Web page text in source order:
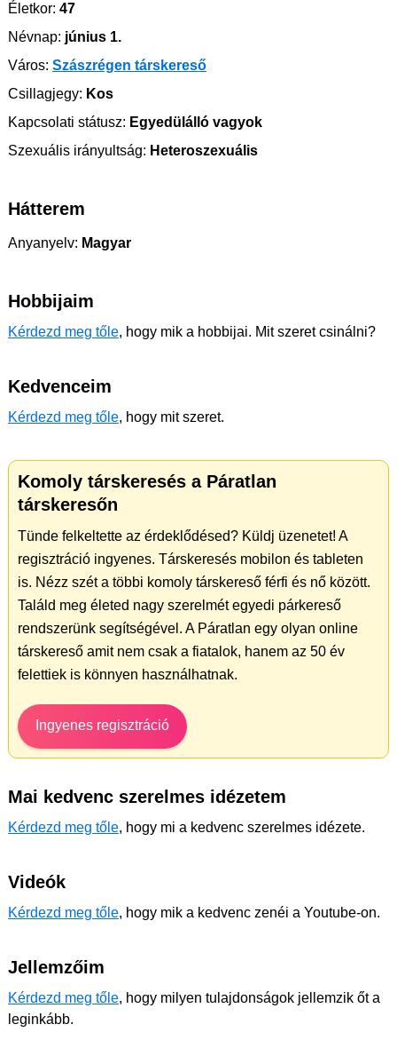
Életkor: 47
Névnap: június 1.
Város: Szászrégen társkereső
Csillagjegy: Kos
Kapcsolati státusz: Egyedülálló vagyok
Szexuális irányultság: Heteroszexuális
Hátterem
Anyanyelv: Magyar
Hobbijaim
Kérdezd meg tőle, hogy mik a hobbijai. Mit szeret csinálni?
Kedvenceim
Kérdezd meg tőle, hogy mit szeret.
Komoly társkeresés a Páratlan
társkeresőn
Tünde felkeltette az érdeklődésed? Küldj üzenetet! A
regisztráció ingyenes. Társkeresés mobilon és tableten
is. Nézz szét a többi komoly társkereső férfi és nő között.
Találd meg életed nagy szerelmét egyedi párkereső
rendszerünk segítségével. A Páratlan egy olyan online
társkereső amit nem csak a fiatalok, hanem az 50 év
felettiek is könnyen használhatnak.
Ingyenes regisztráció
Mai kedvenc szerelmes idézetem
Kérdezd meg tőle, hogy mi a kedvenc szerelmes idézete.
Videók
Kérdezd meg tőle, hogy mik a kedvenc zenéi a Youtube-on.
Jellemzőim
Kérdezd meg tőle, hogy milyen tulajdonságok jellemzik őt a
leginkább.